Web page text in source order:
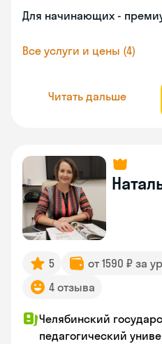
Для начинающих -
Все услуги и цены (4)
Читать дальше
5 от 1590 ₽ за
4 отзыва
Челябинский
педагогический